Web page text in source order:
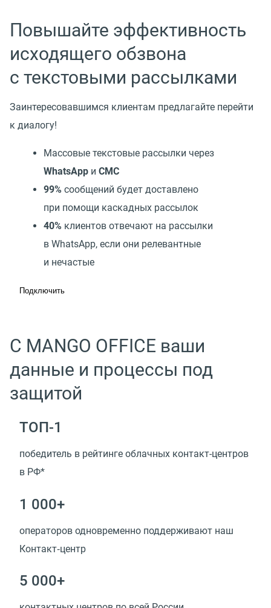
Повышайте эффективность
исходящего обзвона
с текстовыми рассылками
Заинтересовавшимся клиентам предлагайте перейти
к диалогу!
Массовые текстовые рассылки через
WhatsApp и СМС
99% сообщений будет доставлено
при помощи каскадных рассылок
40% клиентов отвечают на рассылки
в WhatsApp, если они релевантные
и нечастые
Подключить
С MANGO OFFICE ваши
данные и процессы под
защитой
ТОП-1
победитель в рейтинге облачных контакт-центров
в РФ*
1 000+
операторов одновременно поддерживают наш
Контакт‑центр
5 000+